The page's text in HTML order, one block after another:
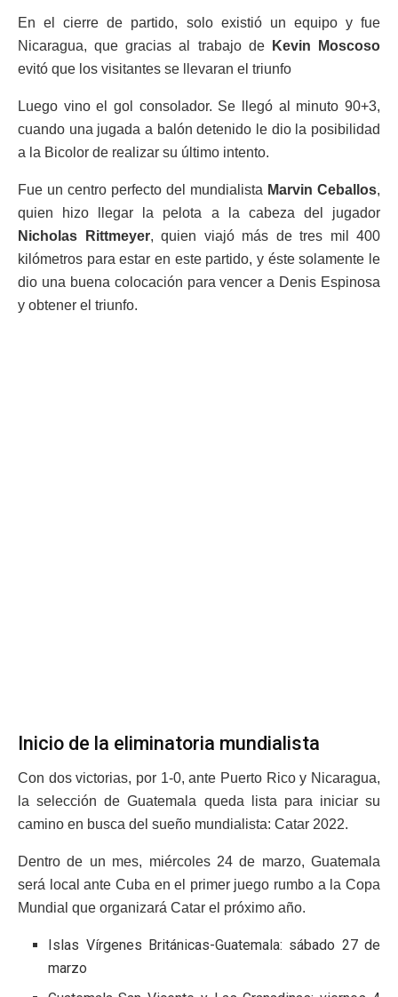
En el cierre de partido, solo existió un equipo y fue
Nicaragua, que gracias al trabajo deKevin Moscoso
evitó que los visitantes se llevaran el triunfo
Luego vino el gol consolador. Se llegó al minuto 90+3,
cuando una jugada a balón detenido le dio la posibilidad
a la Bicolor de realizar su último intento.
Fue un centro perfecto del mundialista Marvin Ceballos,
quien hizo llegar la pelota a la cabeza del jugador
Nicholas Rittmeyer, quien viajó más de tres mil 400
kilómetros para estar en este partido, y éste solamente le
dio una buena colocación para vencer a Denis Espinosa
y obtener el triunfo.
Inicio de la eliminatoria mundialista
Con dos victorias, por 1-0, ante Puerto Rico y Nicaragua,
la selección de Guatemala queda lista para iniciar su
camino en busca del sueño mundialista: Catar 2022.
Dentro de un mes, miércoles 24 de marzo, Guatemala
será local ante Cuba en el primer juego rumbo a la Copa
Mundial que organizará Catar el próximo año.
Islas Vírgenes Británicas-Guatemala: sábado 27 de
marzo